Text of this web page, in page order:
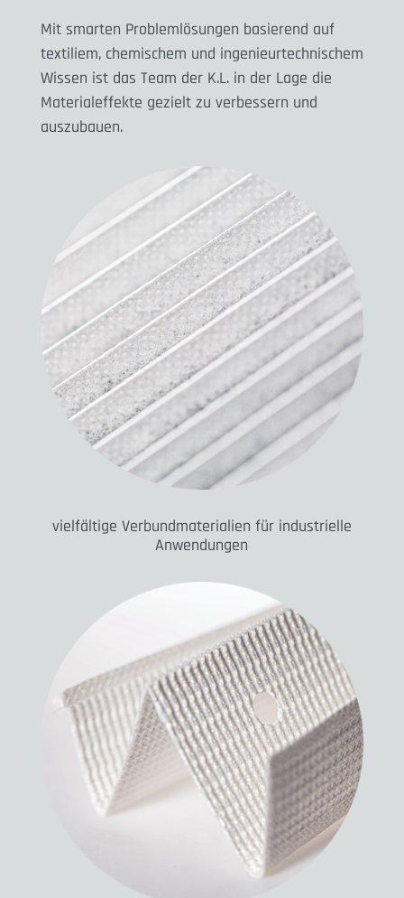
Mit smarten Problemlösungen basierend auf
textiliem, chemischem und ingenieurtechnischem
Wissen ist das Team der K.L. in der Lage die
Materialeffekte gezielt zu verbessern und
auszubauen.
vielfältige Verbundmaterialien für industrielle
Anwendungen